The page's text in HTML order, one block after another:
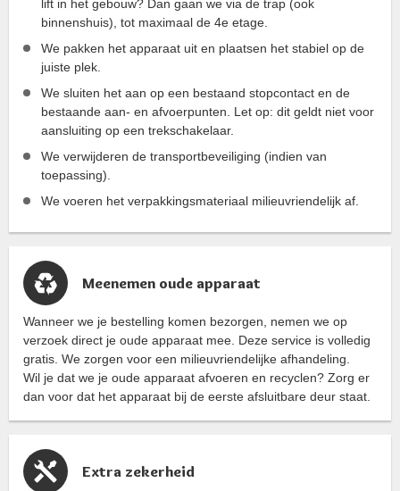
lift in het gebouw? Dan gaan we via de trap (ook
binnenshuis), tot maximaal de 4e etage.
We pakken het apparaat uit en plaatsen het stabiel op de
juiste plek.
We sluiten het aan op een bestaand stopcontact en de
bestaande aan- en afvoerpunten. Let op: dit geldt niet voor
aansluiting op een trekschakelaar.
We verwijderen de transportbeveiliging (indien van
toepassing).
We voeren het verpakkingsmateriaal milieuvriendelijk af.
Meenemen oude apparaat
Wanneer we je bestelling komen bezorgen, nemen we op
verzoek direct je oude apparaat mee. Deze service is volledig
gratis. We zorgen voor een milieuvriendelijke afhandeling.
Wil je dat we je oude apparaat afvoeren en recyclen? Zorg er
dan voor dat het apparaat bij de eerste afsluitbare deur staat.
Extra zekerheid